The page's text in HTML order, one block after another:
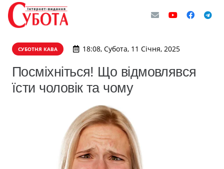
СУБОТНЯ КАВА 18:08, Субота, 11 Січня, 2025
Посміхніться! Що відмовлявся
їсти чоловік та чому